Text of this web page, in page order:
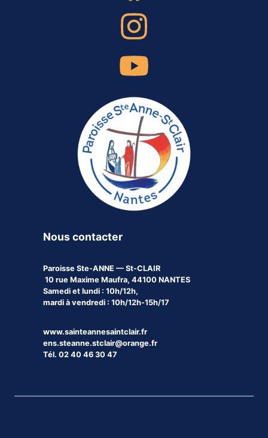
Nous contacter
Paroisse Ste-ANNE — St-CLAIR
10 rue Maxime Maufra, 44100 NANTES
Samedi et lundi : 10h/12h,
mardi à vendredi : 10h/12h-15h/17
www.sainteannesaintclair.fr
ens.steanne.stclair@orange.fr
Tél. 02 40 46 30 47